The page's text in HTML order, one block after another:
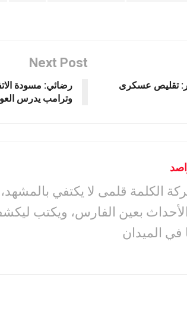
تقليص عسكرى
Next Post
رضائي: مسودة
وترامب يدرس
الكلمة قلمى لا يكتفي
بعين الفارس، ويكتب
في الميدان